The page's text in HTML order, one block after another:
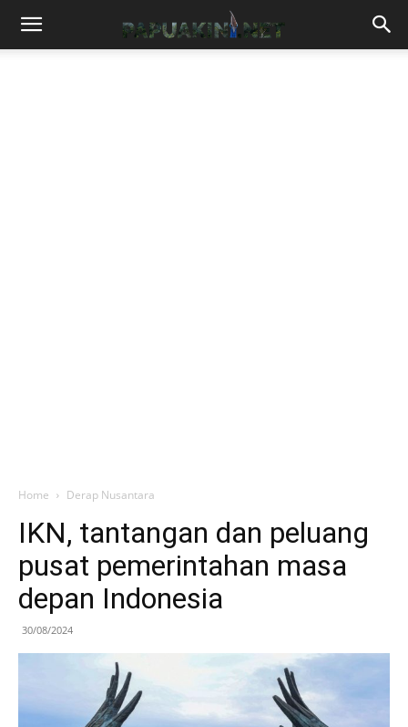
Home Derap Nusantara
IKN, tantangan dan peluang
pusat pemerintahan masa
depan Indonesia
30/08/2024